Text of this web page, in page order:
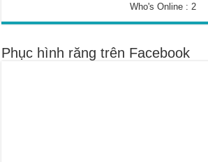
Who's Online : 2
Phục hình răng trên Facebook